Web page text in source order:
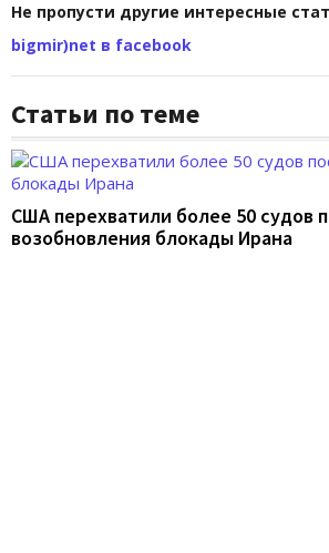
Не пропусти другие интересные
bigmir)net в facebook
Статьи по теме
США перехватили более 50 судов
возобновления блокады Ирана